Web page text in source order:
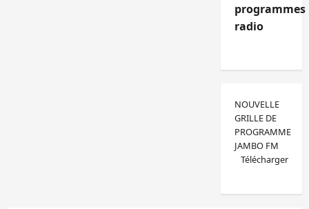
programmes
radio
NOUVELLE
GRILLE DE
PROGRAMME
JAMBO FM
Télécharger